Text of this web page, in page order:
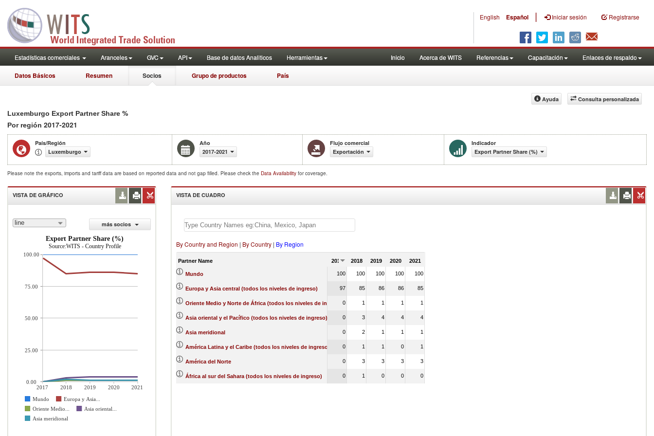
English Español | Iniciar sesión Registrarse
Estadísticas comerciales Aranceles GVC API Base de datos Analiticos Herramientas Inicio Acerca de WITS Referencias Capacitación Enlaces de respaldo
Datos Básicos Resumen Socios Grupo de productos País
Consulta personalizada
Ayuda
Luxemburgo Export Partner Share %
Por región 2017-2021
País/Región
Luxemburgo
Año
2017-2021
Flujo comercial
Exportación
Indicador
Export Partner Share (%)
Please note the exports, imports and tariff data are based on reported data and not gap filled. Please check the Data Availability for coverage.
VISTA DE GRÁFICO
line
más socios
Export Partner Share (%)
Source:WITS - Country Profile
2017 2018 2019 2020
2021
Mundo
Europa y Asia...
Oriente Medio...
Asia oriental...
Asia meridional
100.00
75.00
50.00
25.00
0.00
VISTA DE CUADRO
By Country and Region | By Country | By Region
Partner Name 2017 2018 2019 2020 2021
Mundo 100 100 100 100 100
Europa y Asia central (todos los niveles de ingreso) 97 85 86 86 85
Oriente Medio y Norte de África (todos los niveles de ingreso)0 1 1 1 1
Asia oriental y el Pacífico (todos los niveles de ingreso) 0 3 4 4 4
Asia meridional 0 2 1 1 1
América Latina y el Caribe (todos los niveles de ingreso) 0 1 1 0 1
América del Norte 0 3 3 3 3
África al sur del Sahara (todos los niveles de ingreso) 0 1 0 0 0